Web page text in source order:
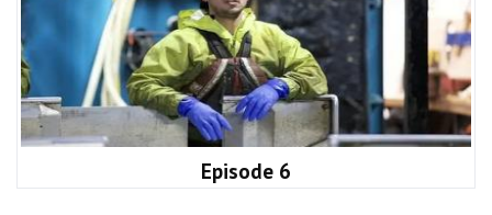
Episode 6